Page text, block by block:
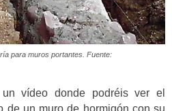
para muros portantes. Fuente:
vídeo donde podréis ver el
de un muro de hormigón con su